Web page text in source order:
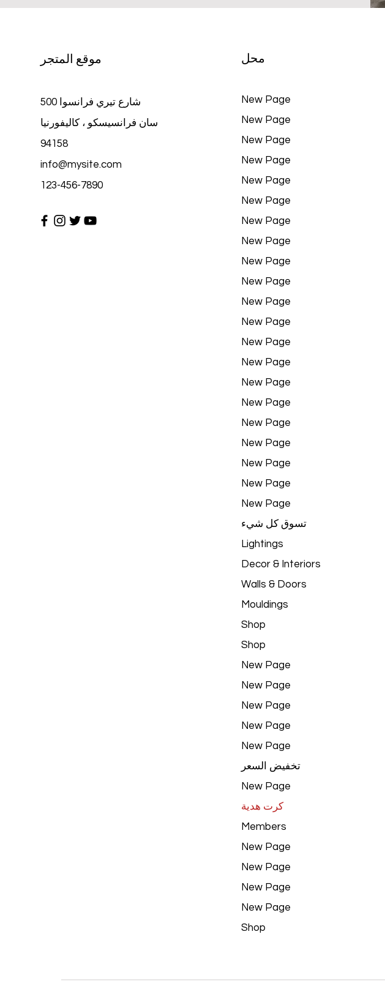
موقع المتجر
500 شارع تيري فرانسوا
سان فرانسيسكو ، كاليفورنيا
94158
info@mysite.com
123-456-7890
محل
New Page
New Page
New Page
New Page
New Page
New Page
New Page
New Page
New Page
New Page
New Page
New Page
New Page
New Page
New Page
New Page
New Page
New Page
New Page
New Page
New Page
تسوق كل شيء
Lightings
Decor & Interiors
Walls & Doors
Mouldings
Shop
Shop
New Page
New Page
New Page
New Page
New Page
تخفيض السعر
New Page
كرت هدية
Members
New Page
New Page
New Page
New Page
Shop